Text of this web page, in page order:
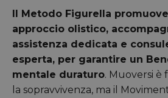
Il Metodo Figurella
approccio olistico,
assistenza dedicata e
esperta, per garantire un
mentale duraturo. Muoversi
la sopravvivenza, ma il